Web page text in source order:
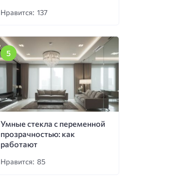
Нравится: 137
Умные стекла с переменной
прозрачностью: как
работают
Нравится: 85